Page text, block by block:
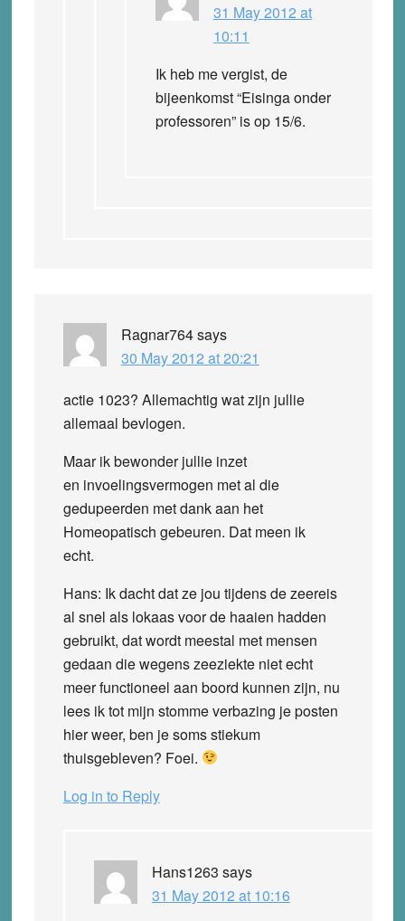
31 May 2012 at
10:11
Ik heb me vergist, de
bijeenkomst “Eisinga onder
professoren” is op 15/6.
Ragnar764says
30 May 2012 at 20:21
actie 1023? Allemachtig wat zijn jullie
allemaal bevlogen.
Maar ik bewonder jullie inzet
en invoelingsvermogen met al die
gedupeerden met dank aan het
Homeopatisch gebeuren. Dat meen ik
echt.
Hans: Ik dacht dat ze jou tijdens de zeereis
al snel als lokaas voor de haaien hadden
gebruikt, dat wordt meestal met mensen
gedaan die wegens zeeziekte niet echt
meer functioneel aan boord kunnen zijn, nu
lees ik tot mijn stomme verbazing je posten
hier weer, ben je soms stiekum
thuisgebleven? Foei.
Log in to Reply
Hans1263 says
31 May 2012 at 10:16